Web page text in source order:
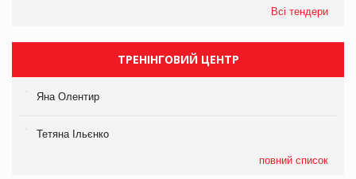
Всі тендери
ТРЕНІНГОВИЙ ЦЕНТР
Яна Олентир
Тетяна Ільєнко
повний список